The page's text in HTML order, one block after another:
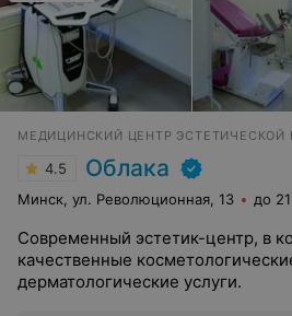
4.5 Облака
Минск, ул. Революционная, 13 до
Современный эстетик-центр, в
качественные
дерматологические услуги.